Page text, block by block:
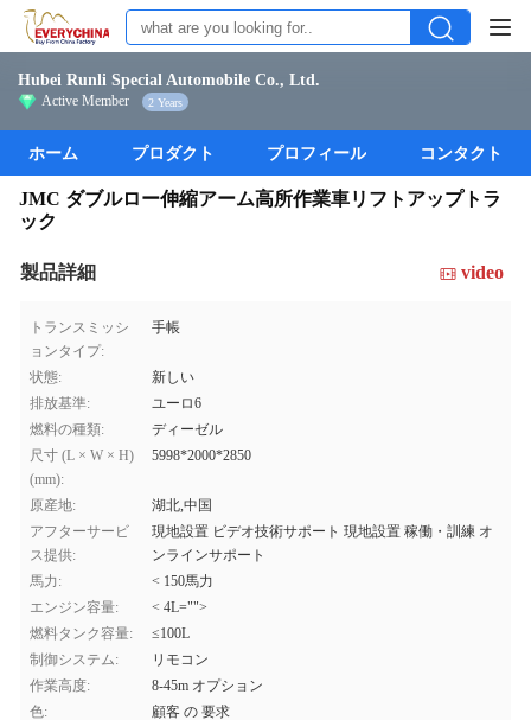
Hubei Runli Special Automobile Co., Ltd.
Active Member 2 Years
ホーム プロダクト プロフィール コンタクト
JMC ダブルロー伸縮アーム高所作業車リフトアップトラ
ック
製品詳細 video
トランスミッシ
ョンタイプ:
手帳
状態:
新しい
排放基準:
ユーロ6
燃料の種類:
ディーゼル
尺寸 (L × W × H)
(mm):
5998*2000*2850
原産地:
湖北,中国
アフターサービ
ス提供:
現地設置 ビデオ技術サポート 現地設置 稼働・訓練 オ
ンラインサポート
馬力:
< 150馬力
エンジン容量:
< 4L="">
燃料タンク容量:
≤100L
制御システム:
リモコン
作業高度:
8-45m オプション
色:
顧客 の 要求